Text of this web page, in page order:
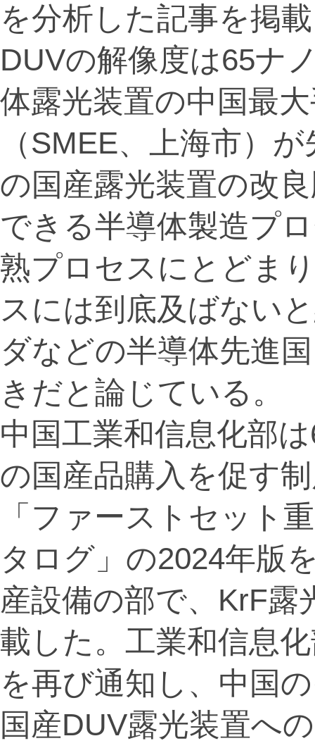
を分析した記事を掲
DUVの解像度は65ナ
体露光装置の中国最
（SMEE、上海市）
の国産露光装置の改
できる半導体製造プ
熟プロセスにとどま
スには到底及ばない
ダなどの半導体先進
きだと論じている。
中国工業和信息化部
の国産品購入を促す
「ファーストセット
タログ」の2024年版
産設備の部で、KrF露
載した。工業和信息
を再び通知し、中国
国産DUV露光装置へ